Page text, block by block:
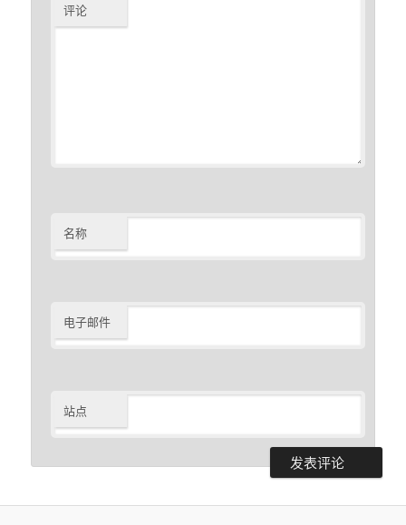
评论
名称
电子邮件
站点